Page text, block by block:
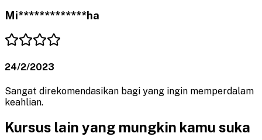
Mi*************ha
24/2/2023
Sangat direkomendasikan bagi yang ingin memperdalam
keahlian.
Kursus lain yang mungkin kamu suka